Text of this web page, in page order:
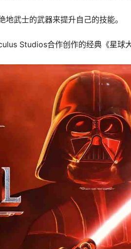
武士的武器来提升自己的技能。
Studios合作创作的经典《星球大